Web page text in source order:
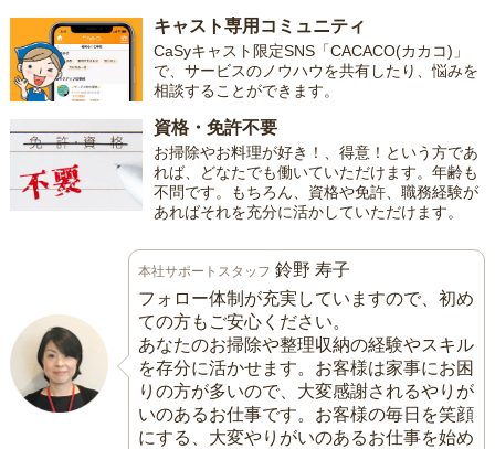
キャスト専用コミュニティ
CaSyキャスト限定SNS「CACACO(カカコ)」
で、サービスのノウハウを共有したり、悩みを
相談することができます。
資格・免許不要
お掃除やお料理が好き！、得意！という方であ
れば、どなたでも働いていただけます。年齢も
不問です。もちろん、資格や免許、職務経験が
あればそれを充分に活かしていただけます。
本社サポートスタッフ 鈴野 寿子
フォロー体制が充実していますので、初め
ての方もご安心ください。
あなたのお掃除や整理収納の経験やスキル
を存分に活かせます。お客様は家事にお困
りの方が多いので、大変感謝されるやりが
いのあるお仕事です。お客様の毎日を笑顔
にする、大変やりがいのあるお仕事を始め